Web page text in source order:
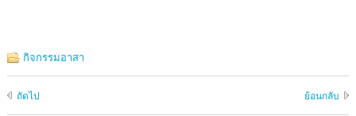
กิจกรรมอาสา
ถัดไป ย้อนกลับ